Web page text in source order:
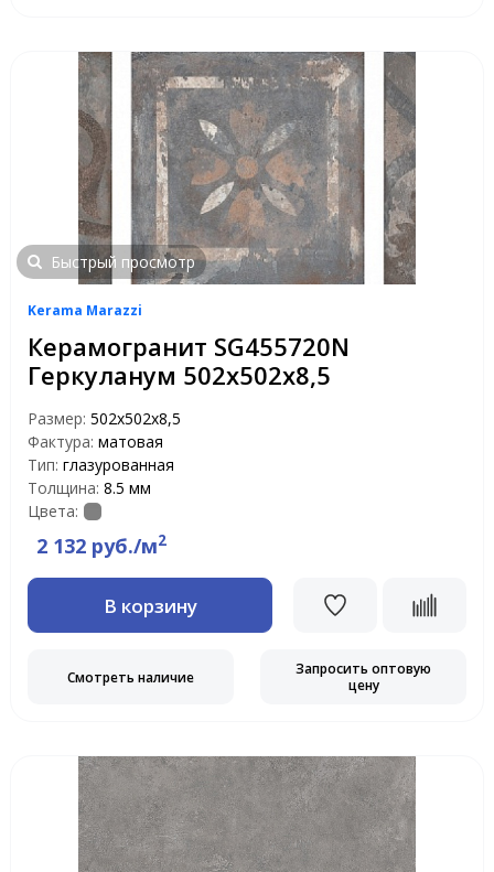
Быстрый просмотр
Kerama Marazzi
Керамогранит SG455720N
Геркуланум 502х502х8,5
Размер: 502х502х8,5
Фактура: матовая
Тип: глазурованная
Толщина: 8.5 мм
Цвета:
2 132 руб./м2
В корзину
Смотреть наличие
Запросить оптовую
цену